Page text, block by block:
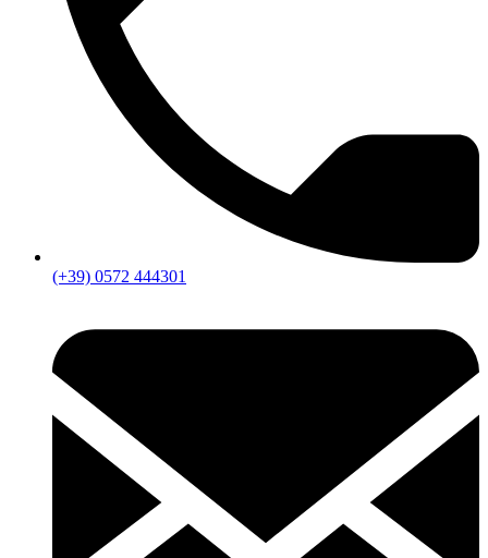
(+39) 0572 444301